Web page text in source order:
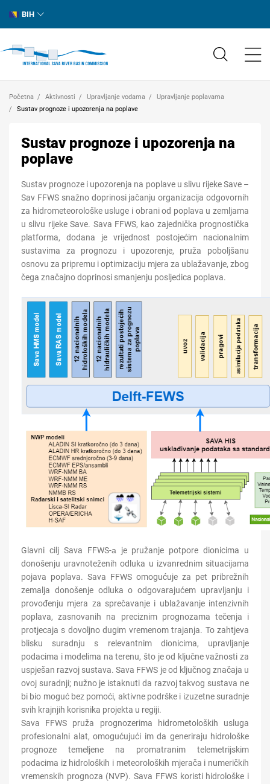
BIH
Početna Aktivnosti Upravljanje vodama
Upravljanje poplavama
Sustav prognoze i upozorenja na poplave
Sustav prognoze i upozorenja na
poplave
Sustav prognoze i upozorenja na poplave u slivu rijeke Save –
Sav FFWS snažno doprinosi jačanju organizacija odgovornih
za hidrometeorološke usluge i obrani od poplava u zemljama
u slivu rijekeSave. Sava FFWS, kao zajednička prognostička
platforma, dodana je vrijednost postojećim nacionalnim
sustavima za prognozu i upozorenje, pruža poboljšanu
osnovu za pripremu i optimizaciju mjera za ublažavanje, zbog
čega značajno doprinosi smanjenju posljedica poplava.
Glavni cilj Sava FFWS-а je pružanje potpore dionicima u
donošenju uravnoteženih odluka u izvanrednim situacijama
pojava poplava. Sava FFWS omogućuje za pet pribrežnih
zemalja donošenje odluka o odgovarajućem upravljanju i
provođenju mjera za sprečavanje i ublažavanje intenzivnih
poplava, zasnovanih na preciznim prognozama tečenja i
protjecaja s dovoljno dugim vremenom trajanja. To zahtjeva
blisku suradnju s relevantnim dionicima, upravljanje
podacima i modelima na terenu, što je od ključne važnosti za
uspješan razvoj sustava. Sava FFWS je od ključnog značaja u
ovoj suradnji; nužno je istaknuti da razvoj takvog sustava ne
bi bio moguć bez pomoći, aktivne podrške i izuzetne suradnje
svih krajnjih korisnika projekta u regiji.
Sava FFWS pruža prognozerima hidrometoloških usluga
profesionalni alat, omogućujući im da generiraju hidrološke
prognoze temeljene na promatranim telemetrijskim
podacima iz hidroloških i meteoroloških mjerača i numeričkih
vremenskih prognoza (NVP). Sava FFWS koristi hidrološke i